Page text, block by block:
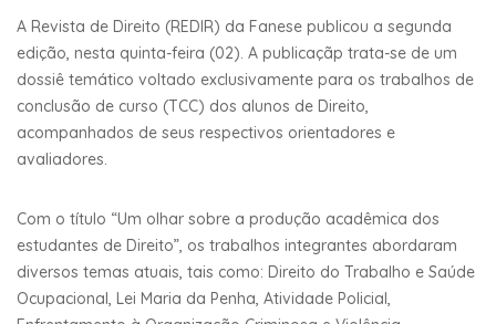
A Revista de Direito (REDIR) da Fanese publicou a segunda
edição, nesta quinta-feira (02). A publicaçãp trata-se de um
dossiê temático voltado exclusivamente para os trabalhos de
conclusão de curso (TCC) dos alunos de Direito,
acompanhados de seus respectivos orientadores e
avaliadores.
Com o título “Um olhar sobre a produção acadêmica dos
estudantes de Direito”, os trabalhos integrantes abordaram
diversos temas atuais, tais como: Direito do Trabalho e Saúde
Ocupacional, Lei Maria da Penha, Atividade Policial,